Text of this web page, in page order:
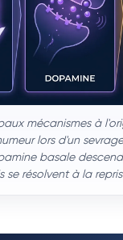
mécanismes à
lors d'un
basale
se résolvent à la